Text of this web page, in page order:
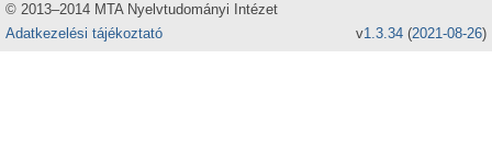
© 2013–2014 MTA Nyelvtudományi Intézet
Adatkezelési tájékoztató
v1.3.34 (2021-08-26)